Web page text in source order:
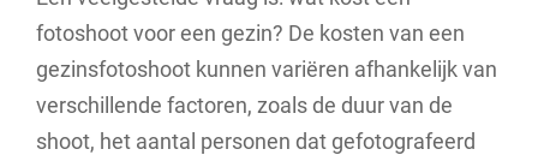
fotoshoot voor een gezin? De kosten van een
gezinsfotoshoot kunnen variëren afhankelijk van
verschillende factoren, zoals de duur van de
shoot, het aantal personen dat gefotografeerd